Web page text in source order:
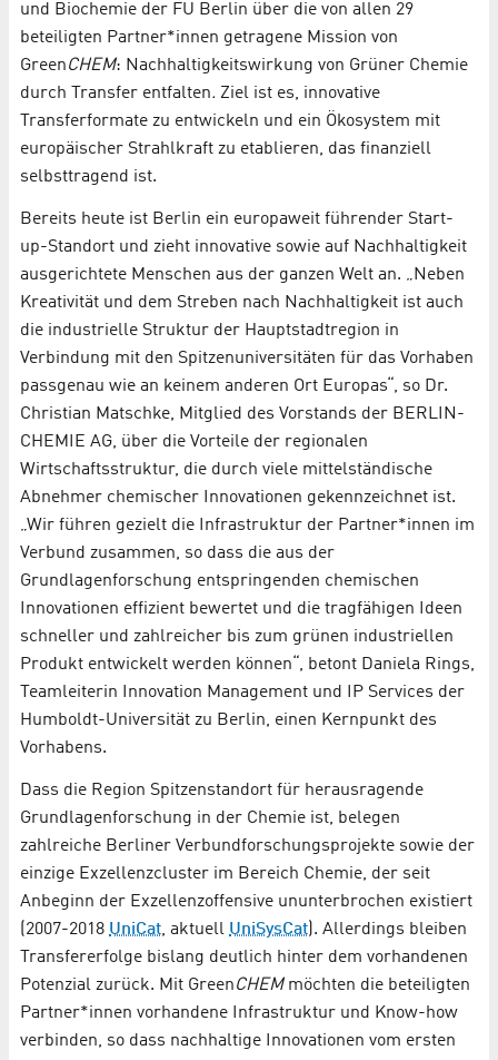
und Biochemie der FU Berlin über die von allen 29
beteiligten Partner*innen getragene Mission von
GreenCHEM: Nachhaltigkeitswirkung von Grüner Chemie
durch Transfer entfalten. Ziel ist es, innovative
Transferformate zu entwickeln und ein Ökosystem mit
europäischer Strahlkraft zu etablieren, das finanziell
selbsttragend ist.
Bereits heute ist Berlin ein europaweit führender Start-
up-Standort und zieht innovative sowie auf Nachhaltigkeit
ausgerichtete Menschen aus der ganzen Welt an. „Neben
Kreativität und dem Streben nach Nachhaltigkeit ist auch
die industrielle Struktur der Hauptstadtregion in
Verbindung mit den Spitzenuniversitäten für das Vorhaben
passgenau wie an keinem anderen Ort Europas“, so Dr.
Christian Matschke, Mitglied des Vorstands der BERLIN-
CHEMIE AG, über die Vorteile der regionalen
Wirtschaftsstruktur, die durch viele mittelständische
Abnehmer chemischer Innovationen gekennzeichnet ist.
„Wir führen gezielt die Infrastruktur der Partner*innen im
Verbund zusammen, so dass die aus der
Grundlagenforschung entspringenden chemischen
Innovationen effizient bewertet und die tragfähigen Ideen
schneller und zahlreicher bis zum grünen industriellen
Produkt entwickelt werden können“, betont Daniela Rings,
Teamleiterin Innovation Management und IP Services der
Humboldt-Universität zu Berlin, einen Kernpunkt des
Vorhabens.
Dass die Region Spitzenstandort für herausragende
Grundlagenforschung in der Chemie ist, belegen
zahlreiche Berliner Verbundforschungsprojekte sowie der
einzige Exzellenzcluster im Bereich Chemie, der seit
Anbeginn der Exzellenzoffensive ununterbrochen existiert
(2007-2018 UniCat, aktuell UniSysCat ). Allerdings bleiben
Transfererfolge bislang deutlich hinter dem vorhandenen
Potenzial zurück. Mit GreenCHEMmöchten die beteiligten
Partner*innen vorhandene Infrastruktur und Know-how
verbinden, so dass nachhaltige Innovationen vom ersten